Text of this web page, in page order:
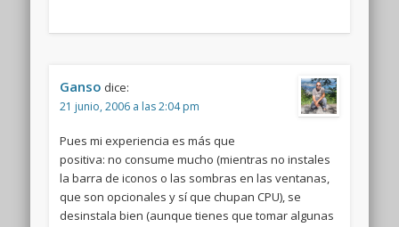
Ganso dice:
21 junio, 2006 a las 2:04 pm
Pues mi experiencia es más que
positiva: no consume mucho (mientras no instales
la barra de iconos o las sombras en las ventanas,
que son opcionales y sí que chupan CPU), se
desinstala bien (aunque tienes que tomar algunas